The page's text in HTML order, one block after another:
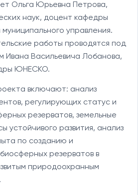
Ольга Юрьевна Петрова,
наук, доцент кафедры
управления.
работы проводятся под
Ивана Васильевича Лобанова,
ЮНЕСКО.
включают: анализ
регулирующих статус и
резерватов, земельные
устойчивого развития, анализ
по созданию и
резерватов в
природоохранным